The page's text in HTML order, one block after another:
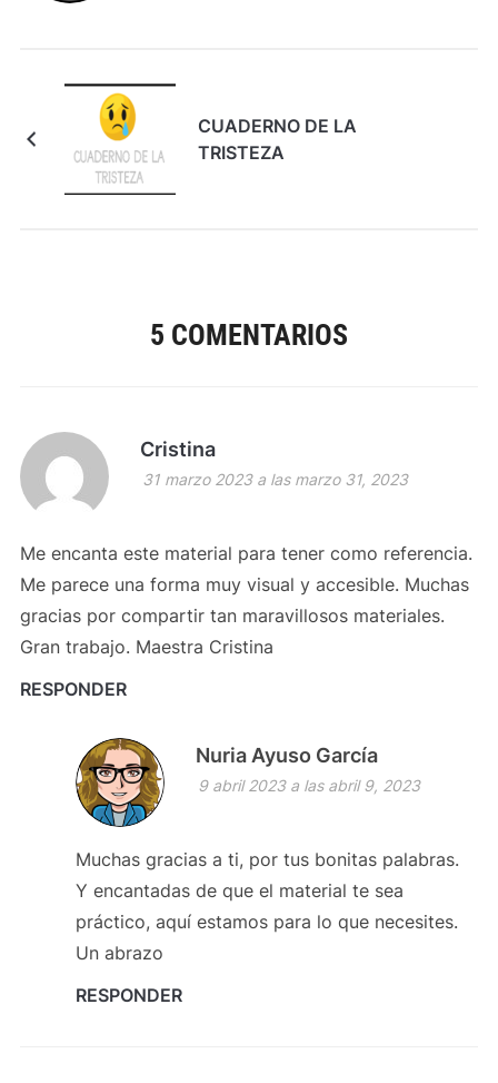
CUADERNO DE LA
TRISTEZA
5 COMENTARIOS
Cristina
31 marzo 2023 a las marzo 31, 2023
Me encanta este material para tener como referencia.
Me parece una forma muy visual y accesible. Muchas
gracias por compartir tan maravillosos materiales.
Gran trabajo. Maestra Cristina
RESPONDER
Nuria Ayuso García
9 abril 2023 a las abril 9, 2023
Muchas gracias a ti, por tus bonitas palabras.
Y encantadas de que el material te sea
práctico, aquí estamos para lo que necesites.
Un abrazo
RESPONDER